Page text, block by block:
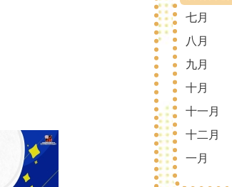
七月
八月
九月
十月
十一月
十二月
一月